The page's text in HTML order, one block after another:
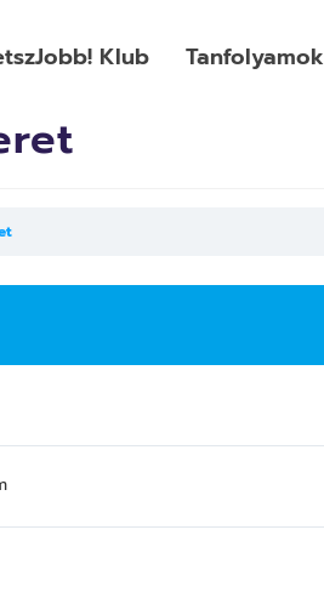
Klub Tanfolyamok